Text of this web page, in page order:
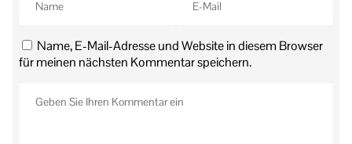
Name, E-Mail-Adresse und Website in diesem Browser
für meinen nächsten Kommentar speichern.